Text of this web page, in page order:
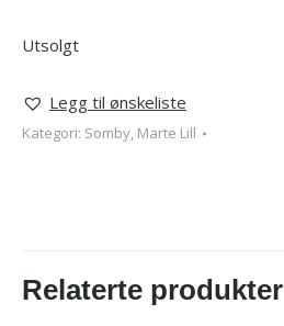
Utsolgt
Legg til ønskeliste
Kategori: Somby, Marte Lill
Relaterte produkter